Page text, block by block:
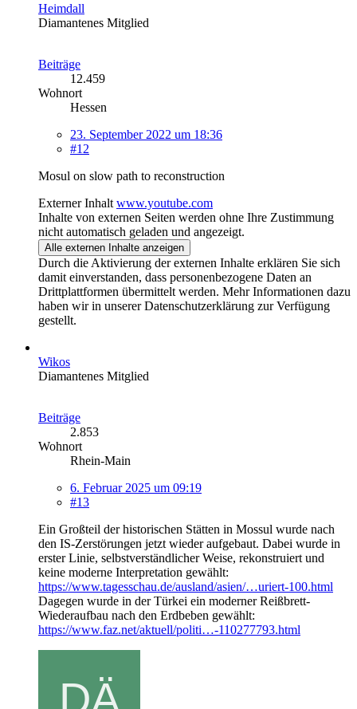
Heimdall
Diamantenes Mitglied
Beiträge
12.459
Wohnort
Hessen
23. September 2022 um 18:36
#12
Mosul on slow path to reconstruction
Externer Inhalt www.youtube.com
Inhalte von externen Seiten werden ohne Ihre Zustimmung
nicht automatisch geladen und angezeigt.
Alle externen Inhalte anzeigen
Durch die Aktivierung der externen Inhalte erklären Sie sich
damit einverstanden, dass personenbezogene Daten an
Drittplattformen übermittelt werden. Mehr Informationen dazu
haben wir in unserer Datenschutzerklärung zur Verfügung
gestellt.
Wikos
Diamantenes Mitglied
Beiträge
2.853
Wohnort
Rhein-Main
6. Februar 2025 um 09:19
#13
Ein Großteil der historischen Stätten in Mossul wurde nach
den IS-Zerstörungen jetzt wieder aufgebaut. Dabei wurde in
erster Linie, selbstverständlicher Weise, rekonstruiert und
keine moderne Interpretation gewählt:
https://www.tagesschau.de/ausland/asien/…uriert-100.html
Dagegen wurde in der Türkei ein moderner Reißbrett-
Wiederaufbau nach den Erdbeben gewählt:
https://www.faz.net/aktuell/politi…-110277793.html